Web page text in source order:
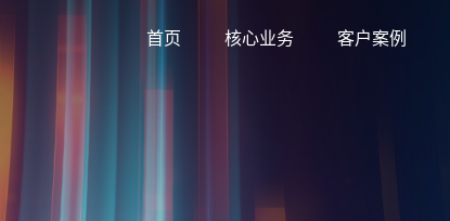
首页 核心业务
菠萝家AI短视频
客户案例